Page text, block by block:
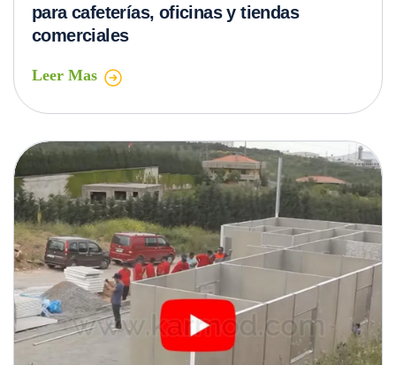
para cafeterías, oficinas y tiendas
comerciales
Leer Mas